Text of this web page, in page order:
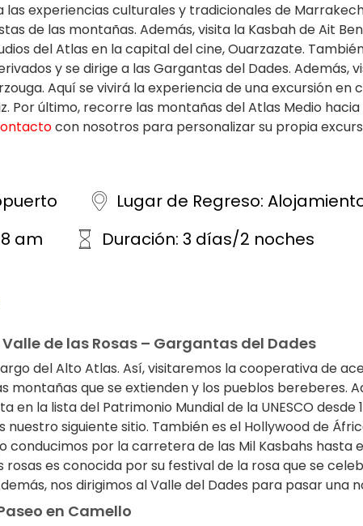
experiencias culturales y tradicionales de
de las montañas. Además, visita la Kasbah deAit
del Atlas en la capital del cine, Ouarzazate.
y se dirige a las Gargantas del Dades. Además,
Aquí se vivirá la experiencia de una excursión en
Por último, recorre las montañas del Atlas Medio
con nosotros para personalizar su propia
Lugar de Regreso:
am
Duración: 3 días/2 noches
de las Rosas – Gargantas del Dades
del Alto Atlas. Así, visitaremos la cooperativa de
montañas que se extienden y los pueblos bereberes.
en la lista del Patrimonio Mundial de la UNESCO desde
siguiente sitio. También es el Hollywood de
por la carretera de las Mil Kasbahs hasta
es conocida por su festival de la rosa que se
nos dirigimos al Valle del Dades para pasar una
en Camello